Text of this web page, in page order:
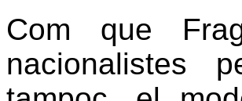
Com que
nacionalistes